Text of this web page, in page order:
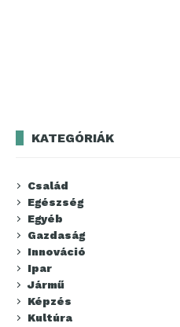
KATEGÓRIÁK
Család
Egészség
Egyéb
Gazdaság
Innováció
Ipar
Jármű
Képzés
Kultúra